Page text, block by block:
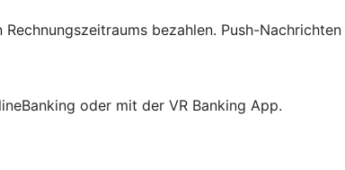
bezahlen. Push-
oder mit der VR Banking App.